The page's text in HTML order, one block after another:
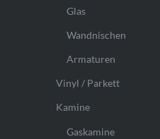
Glas
Wandnischen
Armaturen
Vinyl / Parkett
Kamine
Gaskamine